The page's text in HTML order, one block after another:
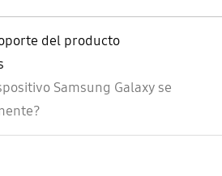
del producto
Samsung Galaxy se